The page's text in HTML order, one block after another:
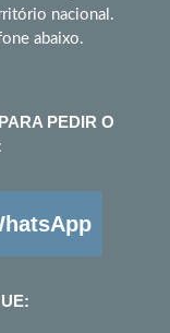
nacional.
abaixo.
PEDIR O